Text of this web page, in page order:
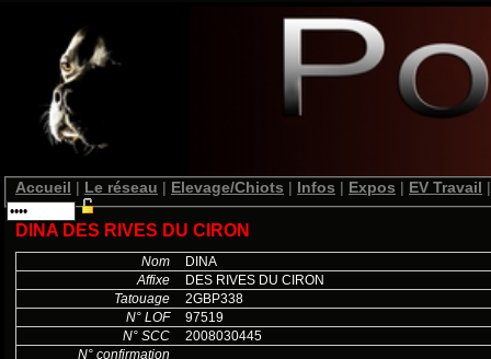
Accueil | Le réseau | Elevage/Chiots | Infos | Expos | EV Travail |
DINA DES RIVES DU CIRON
Nom
DINA
Affixe
DES RIVES DU CIRON
Tatouage
2GBP338
N° LOF
97519
N° SCC
2008030445
N° confirmation